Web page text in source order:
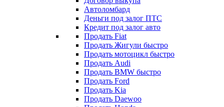
Автоломбард
Деньги под залог ПТС
Кредит под залог авто
Продать Fiat
Продать Жигули быстро
Продать мотоцикл быстро
Продать Audi
Продать BMW быстро
Продать Ford
Продать Kia
Продать Daewoo